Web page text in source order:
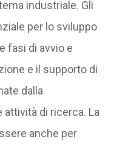
industriale. Gli
per lo sviluppo
fasi di avvio e
e il supporto di
dalla
di ricerca. La
anche per